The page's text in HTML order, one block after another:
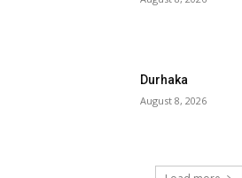
Durhaka
August 8, 2026